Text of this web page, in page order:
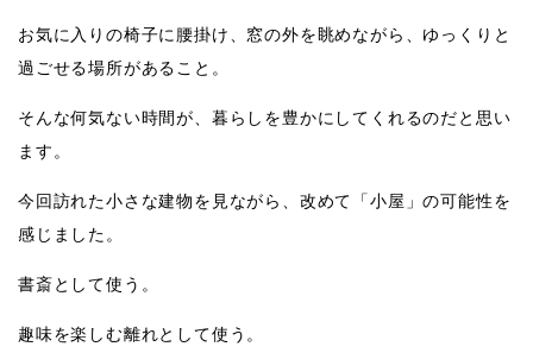
お気に入りの椅子に腰掛け、窓の外を眺めながら、ゆっくりと
過ごせる場所があること。
そんな何気ない時間が、暮らしを豊かにしてくれるのだと思い
ます。
今回訪れた小さな建物を見ながら、改めて「小屋」の可能性を
感じました。
書斎として使う。
趣味を楽しむ離れとして使う。